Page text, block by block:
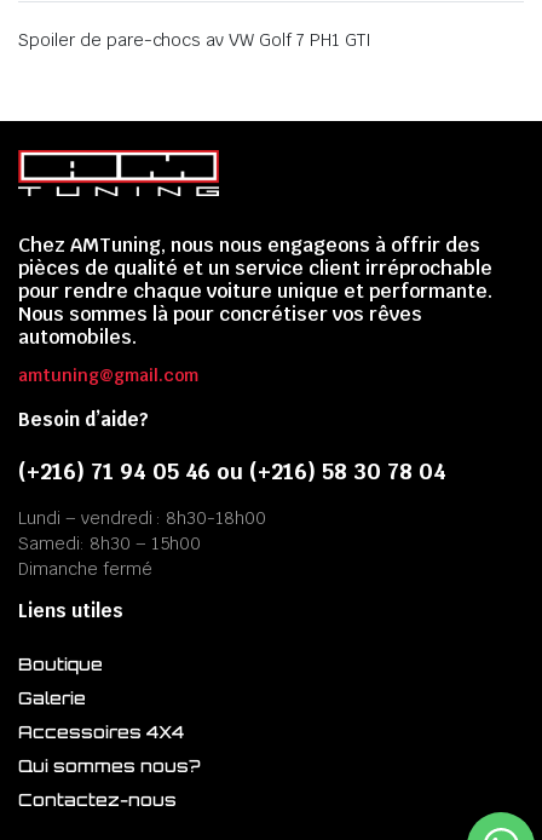
Spoiler de pare-chocs av VW Golf 7 PH1 GTI
Chez AMTuning, nous nous engageons à offrir des
pièces de qualité et un service client irréprochable
pour rendre chaque voiture unique et performante.
Nous sommes là pour concrétiser vos rêves
automobiles.
amtuning@gmail.com
Besoin d’aide?
(+216) 71 94 05 46 ou (+216) 58 30 78 04
Lundi – vendredi : 8h30-18h00
Samedi: 8h30 – 15h00
Dimanche fermé
Liens utiles
Boutique
Galerie
Accessoires 4X4
Qui sommes nous?
Contactez-nous